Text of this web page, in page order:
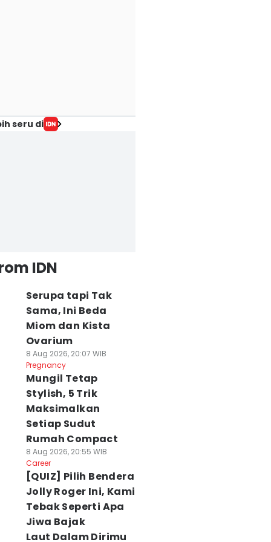
seru di
IDN
Serupa tapi Tak
Sama, Ini Beda
Miom dan Kista
Ovarium
8 Aug 2026, 20:07 WIB
Pregnancy
Mungil Tetap
Stylish, 5 Trik
Maksimalkan
Setiap Sudut
Rumah Compact
8 Aug 2026, 20:55 WIB
Career
[QUIZ] Pilih Bendera
Jolly Roger Ini, Kami
Tebak Seperti Apa
Jiwa Bajak
Laut Dalam Dirimu